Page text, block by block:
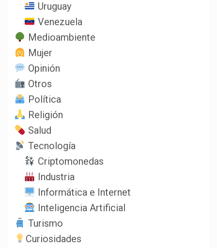
Uruguay
Venezuela
Medioambiente
Mujer
Opinión
Otros
Política
Religión
Salud
Tecnología
Criptomonedas
Industria
Informática e Internet
Inteligencia Artificial
Turismo
Curiosidades